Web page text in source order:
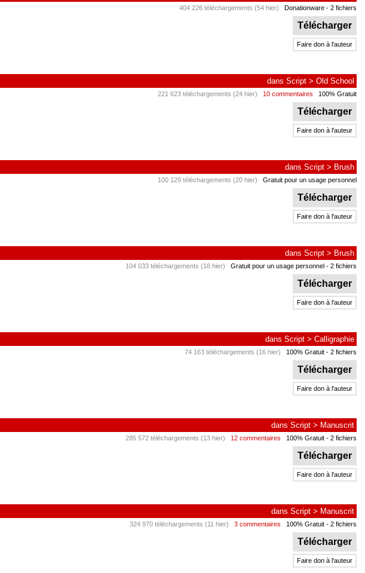
404 226 téléchargements (54 hier) Donationware - 2 fichiers
Télécharger
Faire don à l'auteur
dans Script > Old School
221 623 téléchargements (24 hier) 10 commentaires 100% Gratuit
Télécharger
Faire don à l'auteur
dans Script > Brush
100 129 téléchargements (20 hier) Gratuit pour un usage personnel
Télécharger
Faire don à l'auteur
dans Script > Brush
104 033 téléchargements (18 hier) Gratuit pour un usage personnel - 2 fichiers
Télécharger
Faire don à l'auteur
dans Script > Calligraphie
74 163 téléchargements (16 hier) 100% Gratuit - 2 fichiers
Télécharger
Faire don à l'auteur
dans Script > Manuscrit
285 572 téléchargements (13 hier) 12 commentaires 100% Gratuit - 2 fichiers
Télécharger
Faire don à l'auteur
dans Script > Manuscrit
324 970 téléchargements (11 hier) 3 commentaires 100% Gratuit - 2 fichiers
Télécharger
Faire don à l'auteur